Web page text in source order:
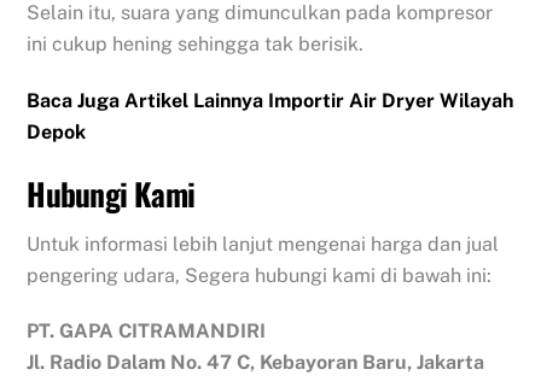
Selain itu, suara yang dimunculkan pada kompresor
ini cukup hening sehingga tak berisik.
Baca Juga Artikel Lainnya Importir Air Dryer Wilayah
Depok
Hubungi Kami
Untuk informasi lebih lanjut mengenai harga dan jual
pengering udara, Segera hubungi kami di bawah ini:
PT. GAPA CITRAMANDIRI
Jl. Radio Dalam No. 47 C, Kebayoran Baru, Jakarta